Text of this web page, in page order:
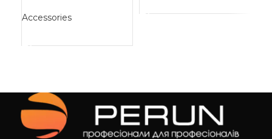
Accessories